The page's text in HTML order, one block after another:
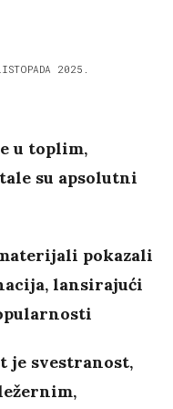
2025.
u toplim,
su apsolutni
pokazali
lansirajući
je svestranost,